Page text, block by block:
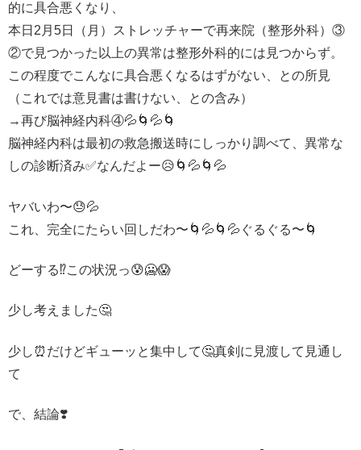
的に具合悪くなり、
本日2月5日（月）ストレッチャーで再来院（整形外科）③
②で見つかった以上の異常は整形外科的には見つからず。
この程度でこんなに具合悪くなるはずがない、との所見
（これでは意見書は書けない、との含み）
→再び脳神経内科④💦🌀💦🌀
脳神経内科は最初の救急搬送時にしっかり調べて、異常な
しの診断済み✅なんだよー😥🌀💦🌀💦
ヤバいわ〜😓💦
これ、完全にたらい回しだわ〜🌀💦🌀💦ぐるぐる〜🌀
どーする⁉️この状況っ😰🥶😱
少し考えました🤔
少し⏰だけどギューッと集中して🤔真剣に見渡して見通し
て
で、結論❣️